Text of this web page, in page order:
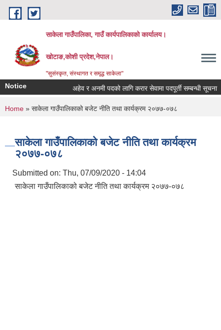
Skip to main content
साकेला गाउँपालिका, गाउँ कार्यपालिकाको कार्यालय।
खोटाङ,कोशी प्रदेश,नेपाल।
"सुसंस्कृत, संस्थागत र समृद्ध साकेला"
Notice अहेव र अनमी पदको लागि करार सेवामा पदपूर्ती सम्बन्धी सूचना
You are here
Home » साकेला गाउँपालिकाको बजेट नीति तथा कार्यक्रम २०७७-०७८
साकेला गाउँपालिकाको बजेट नीति तथा कार्यक्रम
२०७७-०७८
Submitted on: Thu, 07/09/2020 - 14:04
साकेला गाउँपालिकाको बजेट नीति तथा कार्यक्रम २०७७-०७८